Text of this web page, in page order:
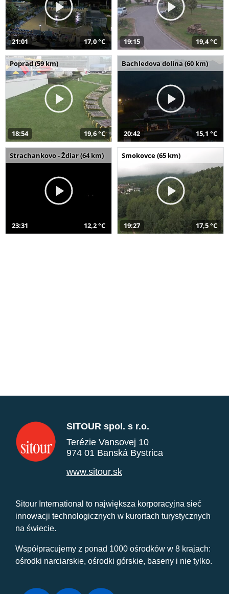
21:01 17,0 °C 19:15 19,4 °C
Poprad (59 km)
18:54 19,6 °C
Bachledova dolina (60 km)
20:42 15,1 °C
Strachankovo - Ždiar (64 km)
23:31 12,2 °C
Smokovce (65 km)
19:27 17,5 °C
SITOUR spol. s r.o.
Terézie Vansovej 10
974 01 Banská Bystrica
www.sitour.sk
Sitour International to największa korporacyjna sieć
innowacji technologicznych w kurortach turystycznych
na świecie.
Współpracujemy z ponad 1000 ośrodków w 8 krajach:
ośrodki narciarskie, ośrodki górskie, baseny i nie tylko.